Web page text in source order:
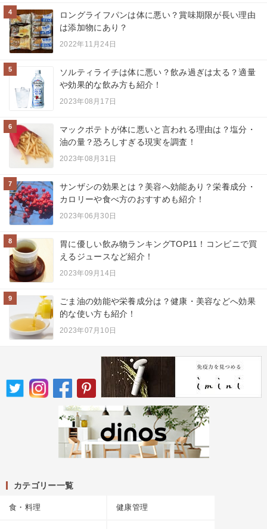
4
ロングライフパンは体に悪い？賞味期限が長い理由
は添加物にあり？
2022年11月24日
5
ソルティライチは体に悪い？飲み過ぎは太る？適量
や効果的な飲み方も紹介！
2023年08月17日
6
マックポテトが体に悪いと言われる理由は？塩分・
油の量？恐ろしすぎる現実を調査！
2023年08月31日
7
サンザシの効果とは？美容へ効能あり？栄養成分・
カロリーや食べ方のおすすめも紹介！
2023年06月30日
8
胃に優しい飲み物ランキングTOP11！コンビニで買
えるジュースなど紹介！
2023年09月14日
9
ごま油の効能や栄養成分は？健康・美容などへ効果
的な使い方も紹介！
2023年07月10日
カテゴリー一覧
食・料理 健康管理